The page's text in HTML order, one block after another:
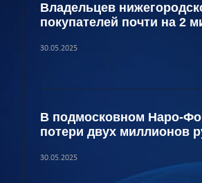
Владельцев
покупателей почти на 2
30.05.2025
В подмосковном Наро-
потери двух миллионов
30.05.2025